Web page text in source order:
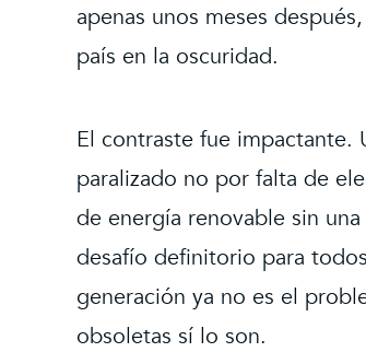
apenas unos meses
país en la oscuridad.
El contraste fue
paralizado no por falta de
de energía renovable sin
desafío definitorio para
generación ya no es el
obsoletas sí lo son.